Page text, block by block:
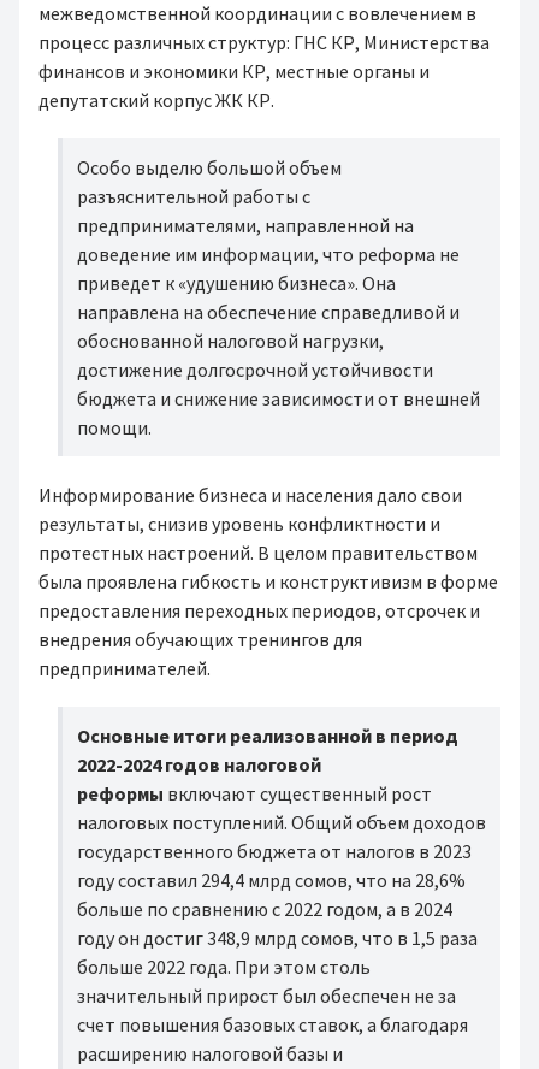
межведомственной координации с вовлечением в
процесс различных структур: ГНС КР, Министерства
финансов и экономики КР, местные органы и
депутатский корпус ЖК КР.
Особо выделю большой объем
разъяснительной работы с
предпринимателями, направленной на
доведение им информации, что реформа не
приведет к «удушению бизнеса». Она
направлена на обеспечение справедливой и
обоснованной налоговой нагрузки,
достижение долгосрочной устойчивости
бюджета и снижение зависимости от внешней
помощи.
Информирование бизнеса и населения дало свои
результаты, снизив уровень конфликтности и
протестных настроений. В целом правительством
была проявлена гибкость и конструктивизм в форме
предоставления переходных периодов, отсрочек и
внедрения обучающих тренингов для
предпринимателей.
Основные итоги реализованной в период
2022-2024 годов налоговой
реформы включают существенный рост
налоговых поступлений. Общий объем доходов
государственного бюджета от налогов в 2023
году составил 294,4 млрд сомов, что на 28,6%
больше по сравнению с 2022 годом, а в 2024
году он достиг 348,9 млрд сомов, что в 1,5 раза
больше 2022 года. При этом столь
значительный прирост был обеспечен не за
счет повышения базовых ставок, а благодаря
расширению налоговой базы и